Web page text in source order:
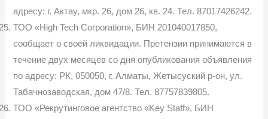
адресу: г. Актау, мкр. 26, дом 26, кв. 24. Тел. 87017426242.
ТОО «High Tech Corporation», БИН 201040017850,
сообщает о своей ликвидации. Претензии принимаются в
течение двух месяцев со дня опубликования объявления
по адресу: РК, 050050, г. Алматы, Жетысуский р-он, ул.
Табачнозаводская, дом 47/8. Тел. 87757839805.
ТОО «Рекрутинговое агентство «Key Staff», БИН